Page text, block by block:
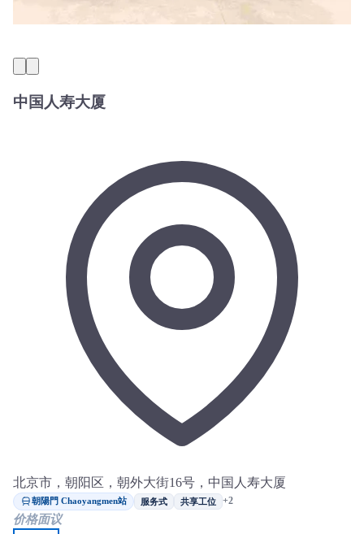
中国人寿大厦
北京市，朝阳区，朝外大街16号，中国人寿大厦
朝陽門 Chaoyangmen站 服务式 共享工位 +2
价格面议